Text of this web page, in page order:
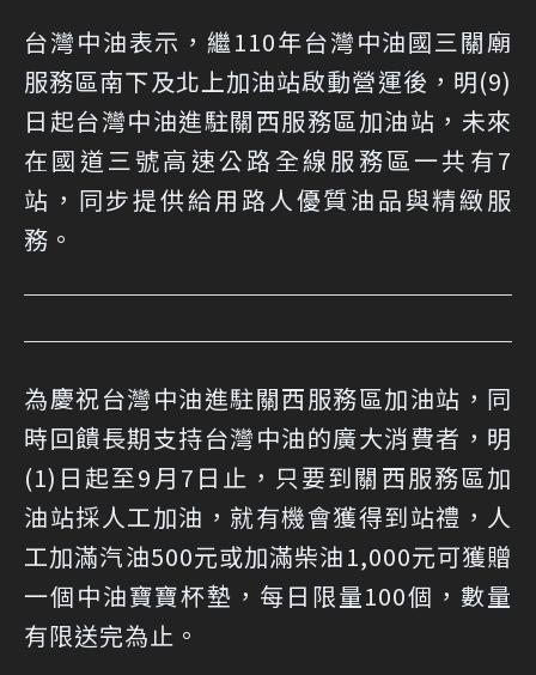
台灣中油表示，繼110年台灣中油國三關廟
服務區南下及北上加油站啟動營運後，明(9)
日起台灣中油進駐關西服務區加油站，未來
在國道三號高速公路全線服務區一共有7
站，同步提供給用路人優質油品與精緻服
務。
為慶祝台灣中油進駐關西服務區加油站，同
時回饋長期支持台灣中油的廣大消費者，明
(1)日起至9月7日止，只要到關西服務區加
油站採人工加油，就有機會獲得到站禮，人
工加滿汽油500元或加滿柴油1,000元可獲贈
一個中油寶寶杯墊，每日限量100個，數量
有限送完為止。